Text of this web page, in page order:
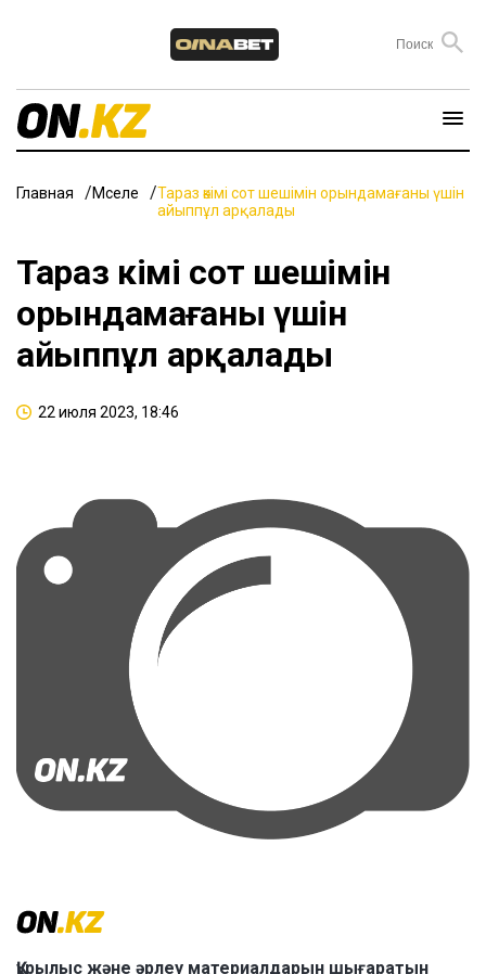
Главная Мәселе
Тараз әкімі сот шешімін орындамағаны үшін
айыппұл арқалады
Тараз әкімі сот шешімін
орындамағаны үшін
айыппұл арқалады
22 июля 2023, 18:46
Құрылыс және әрлеу материалдарын шығаратын